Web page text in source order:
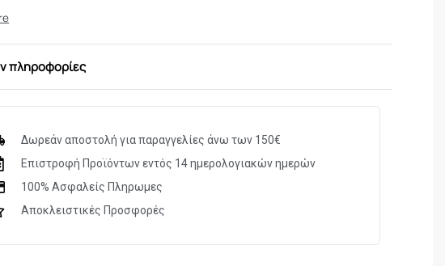
θήκη & λουράκι.
ΤΥΠΟΣPWV1250
ΦΑΚΟΥ50mm
ΟΧΙ
ΠΡΙΣΜΑΤΟΣ
Porro
πληροφορίες
Δωρεάν αποστολή για παραγγελίες άνω των 150€
Επιστροφή Προϊόντων εντός 14 ημερολογιακών ημερών
100% Ασφαλείς Πληρωμες
Αποκλειστικές Προσφορές